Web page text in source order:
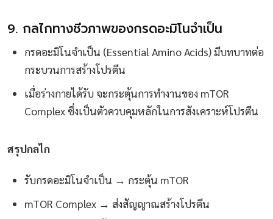
9. กลไกทางชีวภาพของกรดอะมิโนจำเป็น
กรดอะมิโนจำเป็น (Essential Amino Acids) มีบทบาทต่อ
กระบวนการสร้างโปรตีน
เมื่อร่างกายได้รับ จะกระตุ้นการทำงานของ mTOR
Complex ซึ่งเป็นตัวควบคุมหลักในการสังเคราะห์โปรตีน
สรุปกลไก
รับกรดอะมิโนจำเป็น → กระตุ้น mTOR
mTOR Complex → ส่งสัญญาณสร้างโปรตีน